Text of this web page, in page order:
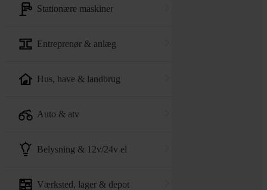
stationære maskiner
entreprenør & anlæg
hus, have & landbrug
auto & atv
belysning & 12v/24v el
værksted, lager & depot